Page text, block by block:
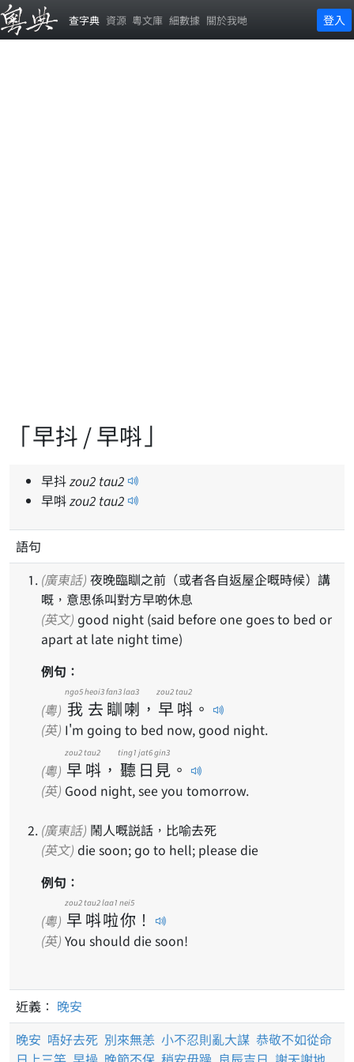
查字典 資源 粵文庫 細數據 關於我哋 登入
「早抖 / 早唞」
早抖zou2 tau2
早唞zou2 tau2
語句
(廣東話)
嘅，意思係叫對方早啲休息
(英文)
apart at late night time)
例句：
(粵) 我
ngo5
去
heoi3
瞓
fan3
喇
laa3
， 早
zou2
唞
tau2
。
(英) I'm going to bed now, good night.
(粵) 早
zou2
唞
tau2
， 聽
ting1
日
jat6
見
gin3
。
(英) Good night, see you tomorrow.
(廣東話) 鬧人嘅説話，比喻去死
(英文) die soon; go to hell; please die
例句：
(粵) 早
zou2
唞
tau2
啦
laa1
你
nei5
！
(英) You should die soon!
近義： 晚安
晚安 唔好去死 別來無恙 小不忍則亂大謀 恭敬不如從命